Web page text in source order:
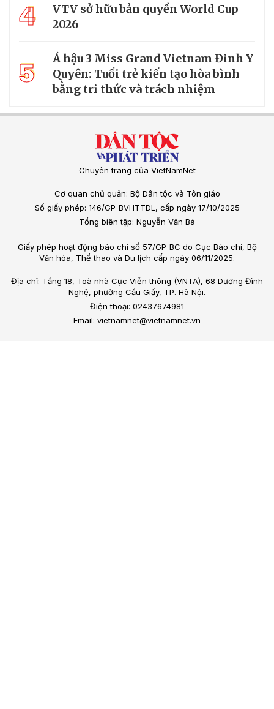
4
VTV sở hữu bản quyền World Cup
2026
5
Á hậu 3 Miss Grand Vietnam Đinh Y
Quyên: Tuổi trẻ kiến tạo hòa bình
bằng tri thức và trách nhiệm
Chuyên trang của VietNamNet
Cơ quan chủ quản: Bộ Dân tộc và Tôn giáo
Số giấy phép: 146/GP-BVHTTDL, cấp ngày 17/10/2025
Tổng biên tập: Nguyễn Văn Bá
Giấy phép hoạt động báo chí số 57/GP-BC do Cục Báo chí, Bộ
Văn hóa, Thể thao và Du lịch cấp ngày 06/11/2025.
Địa chỉ: Tầng 18, Toà nhà Cục Viễn thông (VNTA), 68 Dương Đình
Nghệ, phường Cầu Giấy, TP. Hà Nội.
Điện thoại: 02437674981
Email: vietnamnet@vietnamnet.vn